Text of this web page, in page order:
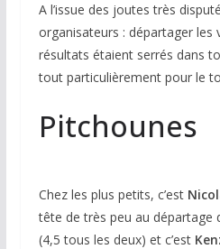
A l’issue des joutes très
organisateurs : départager les
résultats étaient serrés dans
tout particulièrement pour le
Pitchounes
Chez les plus petits, c’est
tête de très peu au départage
(4,5 tous les deux) et c’est